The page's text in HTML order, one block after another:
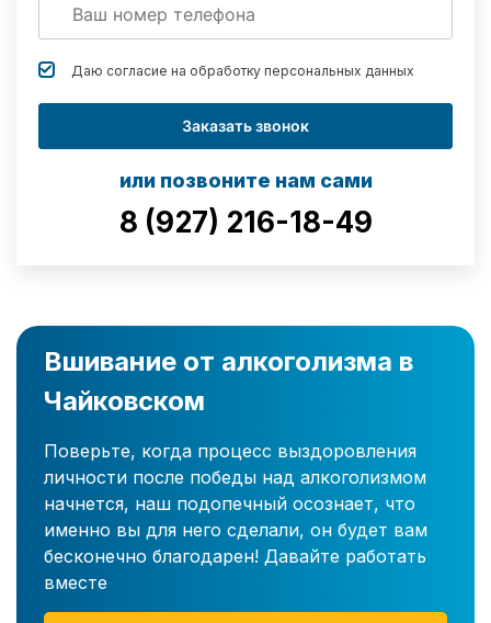
Даю согласие на обработку персональных данных
Заказать звонок
или позвоните нам сами
8 (927) 216-18-49
Вшивание от алкоголизма в
Чайковском
Поверьте, когда процесс выздоровления
личности после победы над алкоголизмом
начнется, наш подопечный осознает, что
именно вы для него сделали, он будет вам
бесконечно благодарен! Давайте работать
вместе